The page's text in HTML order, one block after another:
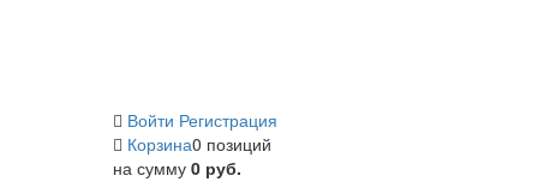
Войти Регистрация
Корзина0 позиций
на сумму 0 руб.